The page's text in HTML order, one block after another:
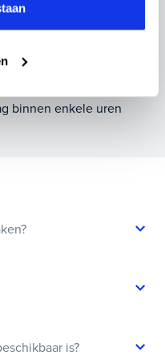
binnen enkele uren
is?